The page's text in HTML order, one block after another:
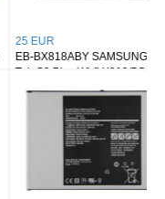
SAMSUNG Galaxy
Plus Wi-fi X810/5G X816